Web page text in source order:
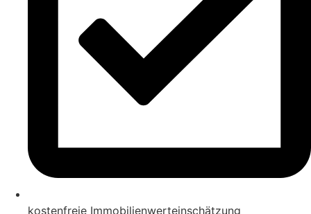
kostenfreie Immobilienwerteinschätzung